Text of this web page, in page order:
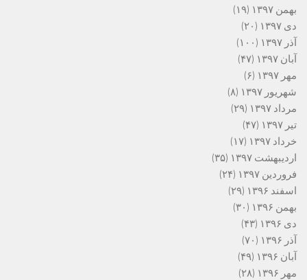
بهمن ۱۳۹۷
(۱۹)
دی ۱۳۹۷
(۲۰)
آذر ۱۳۹۷
(۱۰۰)
آبان ۱۳۹۷
(۴۷)
مهر ۱۳۹۷
(۶)
شهریور ۱۳۹۷
(۸)
مرداد ۱۳۹۷
(۲۹)
تیر ۱۳۹۷
(۴۷)
خرداد ۱۳۹۷
(۱۷)
اردیبهشت ۱۳۹۷
(۳۵)
فروردین ۱۳۹۷
(۲۴)
اسفند ۱۳۹۶
(۲۹)
بهمن ۱۳۹۶
(۳۰)
دی ۱۳۹۶
(۴۳)
آذر ۱۳۹۶
(۷۰)
آبان ۱۳۹۶
(۴۹)
مهر ۱۳۹۶
(۲۸)